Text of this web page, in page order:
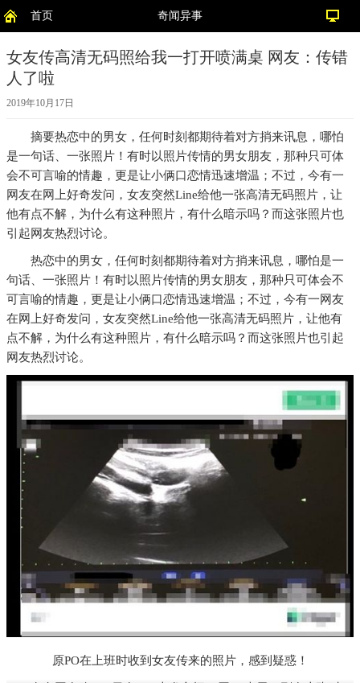
首页 奇闻异事
女友传高清无码照给我一打开喷满桌 网友：传错
人了啦
2019年10月17日
摘要热恋中的男女，任何时刻都期待着对方捎来讯息，哪怕
是一句话、一张照片！有时以照片传情的男女朋友，那种只可体
会不可言喻的情趣，更是让小俩口恋情迅速增温；不过，今有一
网友在网上好奇发问，女友突然Line给他一张高清无码照片，让
他有点不解，为什么有这种照片，有什么暗示吗？而这张照片也
引起网友热烈讨论。
热恋中的男女，任何时刻都期待着对方捎来讯息，哪怕是一
句话、一张照片！有时以照片传情的男女朋友，那种只可体会不
可言喻的情趣，更是让小俩口恋情迅速增温；不过，今有一网友
在网上好奇发问，女友突然Line给他一张高清无码照片，让他有
点不解，为什么有这种照片，有什么暗示吗？而这张照片也引起
网友热烈讨论。
原PO在上班时收到女友传来的照片，感到疑惑！